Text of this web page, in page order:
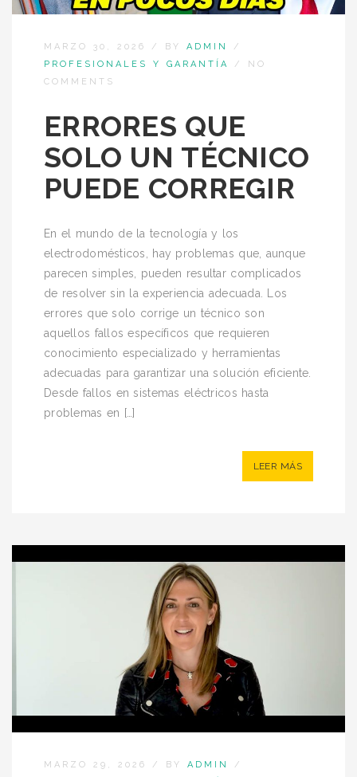
MARZO 30, 2026 / BY ADMIN
/
PROFESIONALES Y GARANTÍA
/ NO
COMMENTS
ERRORES QUE
SOLO UN TÉCNICO
PUEDE CORREGIR
En el mundo de la tecnología y los
electrodomésticos, hay problemas que, aunque
parecen simples, pueden resultar complicados
de resolver sin la experiencia adecuada. Los
errores que solo corrige un técnico son
aquellos fallos específicos que requieren
conocimiento especializado y herramientas
adecuadas para garantizar una solución eficiente.
Desde fallos en sistemas eléctricos hasta
problemas en […]
LEER MÁS
MARZO 29, 2026 / BY ADMIN
/